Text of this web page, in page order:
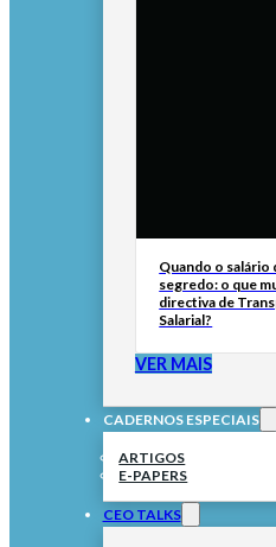
Quando o salário
segredo: o que
directiva de
Salarial?
VER MAIS
CADERNOS ESPECIAIS
ARTIGOS
E-PAPERS
CEO TALKS